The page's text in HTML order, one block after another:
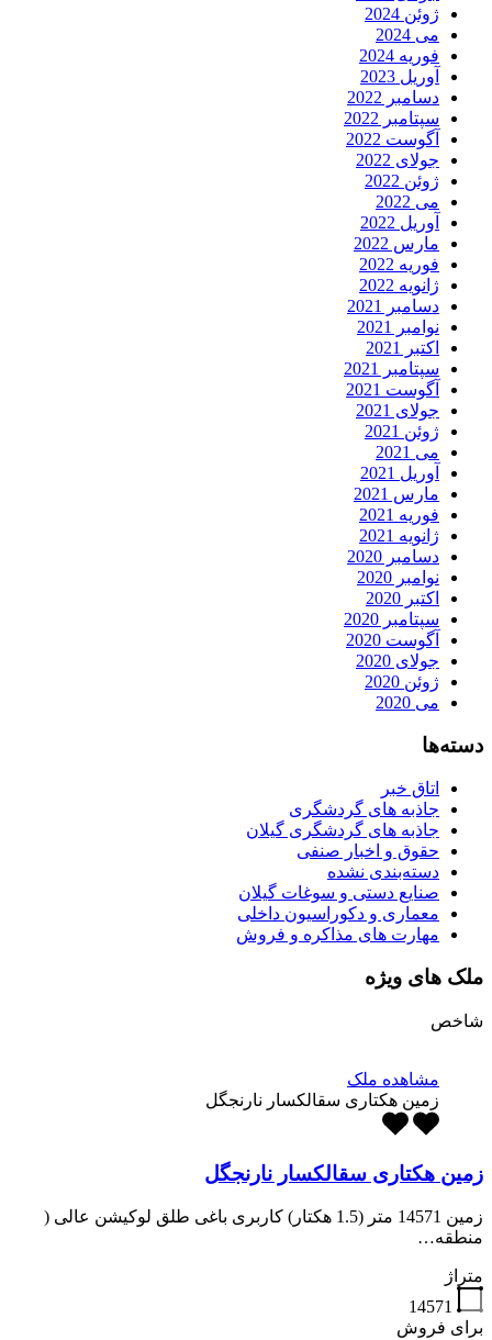
ژوئن 2024
می 2024
فوریه 2024
آوریل 2023
دسامبر 2022
سپتامبر 2022
آگوست 2022
جولای 2022
ژوئن 2022
می 2022
آوریل 2022
مارس 2022
فوریه 2022
ژانویه 2022
دسامبر 2021
نوامبر 2021
اکتبر 2021
سپتامبر 2021
آگوست 2021
جولای 2021
ژوئن 2021
می 2021
آوریل 2021
مارس 2021
فوریه 2021
ژانویه 2021
دسامبر 2020
نوامبر 2020
اکتبر 2020
سپتامبر 2020
آگوست 2020
جولای 2020
ژوئن 2020
می 2020
دسته‌ها
اتاق خبر
جاذبه های گردشگری
جاذبه های گردشگری گیلان
حقوق و اخبار صنفی
دسته‌بندی نشده
صنایع دستی و سوغات گیلان
معماری و دکوراسیون داخلی
مهارت های مذاکره و فروش
ملک های ویژه
شاخص
مشاهده ملک
زمین هکتاری سقالکسار نارنجگل
زمین هکتاری سقالکسار نارنجگل
زمین 14571 متر (1.5 هکتار) کاربری باغی طلق لوکیشن عالی (
منطقه…
متراژ
14571
برای فروش